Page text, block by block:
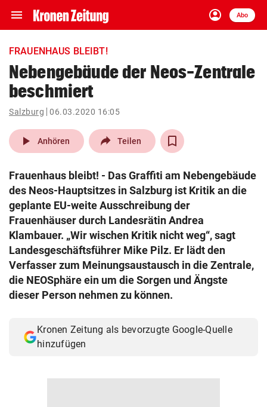
menu Navigation
ein-/ausklappen
account_circle
Anmelden
Abo
close Schließen
account_circle Anmelden
pin_drop
Wien arrow_right
search
Suchbegriff
eingeben
© Krone Multimedia GmbH & Co KG 2026
Muthgasse 2, 1190 Wien
FRAUENHAUS BLEIBT!
Nebengebäude der Neos-Zentrale
beschmiert
Salzburg 06.03.2020 16:05
play_arrow Anhören Teilen
Frauenhaus bleibt! - Das Graffiti am Nebengebäude
des Neos-Hauptsitzes in Salzburg ist Kritik an die
geplante EU-weite Ausschreibung der
Frauenhäuser durch Landesrätin Andrea
Klambauer. „Wir wischen Kritik nicht weg“, sagt
Landesgeschäftsführer Mike Pilz. Er lädt den
Verfasser zum Meinungsaustausch in die Zentrale,
die NEOSphäre ein um die Sorgen und Ängste
dieser Person nehmen zu können.
Kronen Zeitung als bevorzugte Google-Quelle
hinzufügen